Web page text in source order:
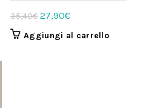
35,40€ Il
prezzo
27,90€
prezzo
Aggiungi al carrello